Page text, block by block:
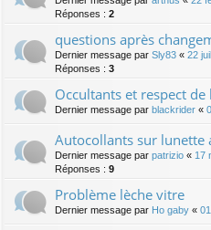
Réponses : 2
questions après
Dernier message par Sly83 « 22
Réponses : 3
Occultants et respect de
Dernier message par blackrider «
Autocollants sur lunette
Dernier message par patrizio « 17
Réponses : 9
Problème lèche vitre
Dernier message par Ho gaby «